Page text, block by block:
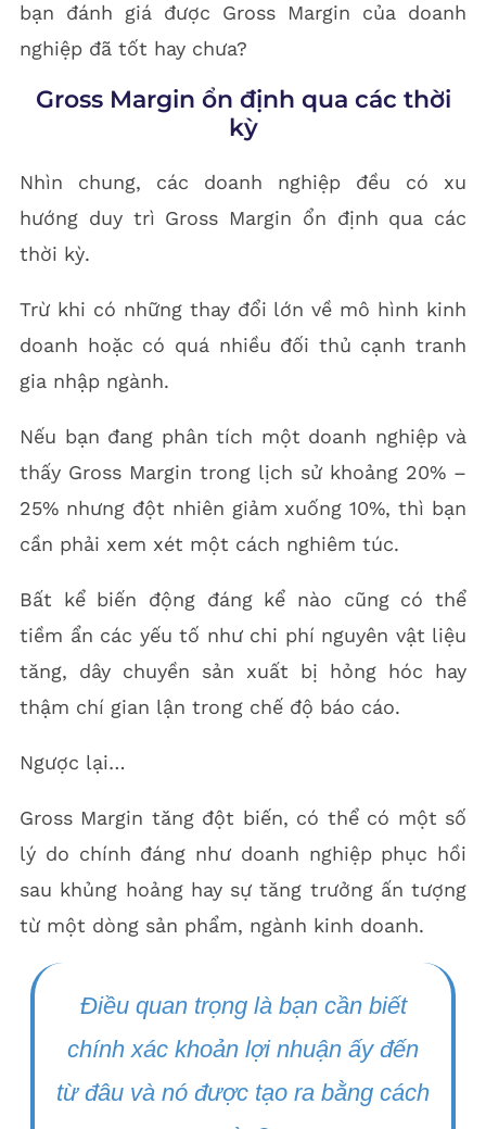
bạn đánh giá được Gross Margin của doanh
nghiệp đã tốt hay chưa?
Gross Margin ổn định qua các thời
kỳ
Nhìn chung, các doanh nghiệp đều có xu
hướng duy trì Gross Margin ổn định qua các
thời kỳ.
Trừ khi có những thay đổi lớn về mô hình kinh
doanh hoặc có quá nhiều đối thủ cạnh tranh
gia nhập ngành.
Nếu bạn đang phân tích một doanh nghiệp và
thấy Gross Margin trong lịch sử khoảng 20% –
25% nhưng đột nhiên giảm xuống 10%, thì bạn
cần phải xem xét một cách nghiêm túc.
Bất kể biến động đáng kể nào cũng có thể
tiềm ẩn các yếu tố như chi phí nguyên vật liệu
tăng, dây chuyền sản xuất bị hỏng hóc hay
thậm chí gian lận trong chế độ báo cáo.
Ngược lại…
Gross Margin tăng đột biến, có thể có một số
lý do chính đáng như doanh nghiệp phục hồi
sau khủng hoảng hay sự tăng trưởng ấn tượng
từ một dòng sản phẩm, ngành kinh doanh.
Điều quan trọng là bạn cần biết
chính xác khoản lợi nhuận ấy đến
từ đâu và nó được tạo ra bằng cách